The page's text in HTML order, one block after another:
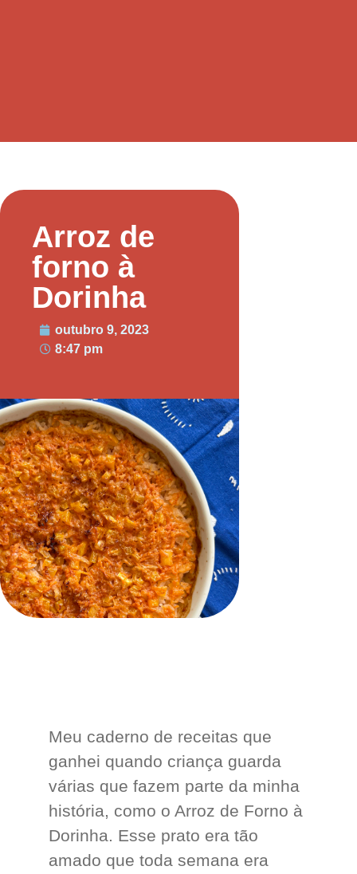
Arroz de
forno à
Dorinha
outubro 9, 2023
8:47 pm
Meu caderno de receitas que
ganhei quando criança guarda
várias que fazem parte da minha
história, como o Arroz de Forno à
Dorinha. Esse prato era tão
amado que toda semana era